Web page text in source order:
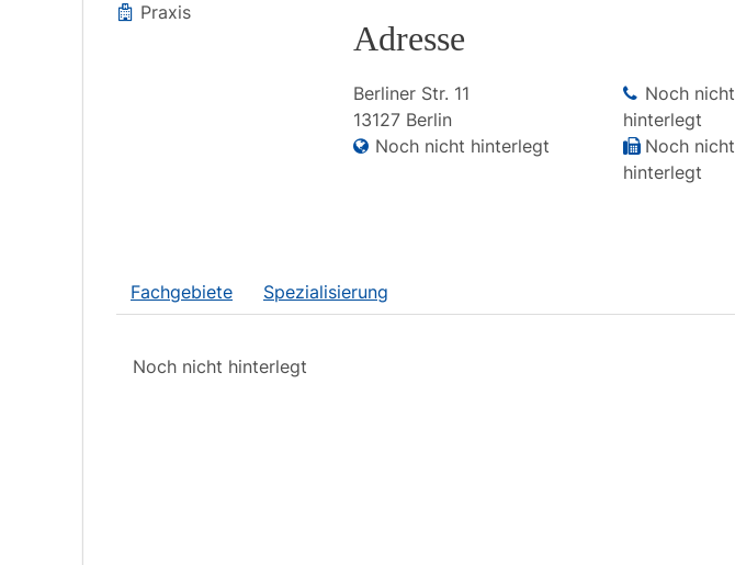
Praxis
Adresse
Berliner Str. 11
13127 Berlin
Noch nicht hinterlegt
Noch nicht
hinterlegt
Noch nicht
hinterlegt
Fachgebiete Spezialisierung
Noch nicht hinterlegt